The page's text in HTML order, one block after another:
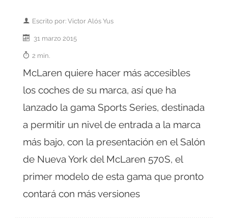
Escrito por: Victor Alós Yus
31 marzo 2015
2 min.
McLaren quiere hacer más accesibles
los coches de su marca, así que ha
lanzado la gama Sports Series, destinada
a permitir un nivel de entrada a la marca
más bajo, con la presentación en el Salón
de Nueva York del McLaren 570S, el
primer modelo de esta gama que pronto
contará con más versiones